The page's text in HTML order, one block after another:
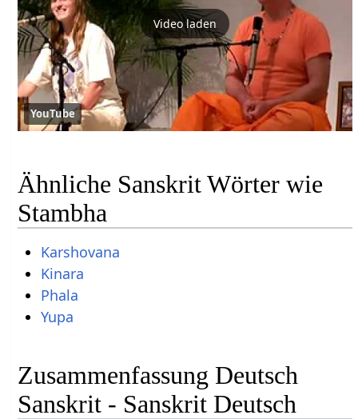
Video laden
YouTube
Ähnliche Sanskrit Wörter wie
Stambha
Karshovana
Kinara
Phala
Yupa
Zusammenfassung Deutsch
Sanskrit - Sanskrit Deutsch